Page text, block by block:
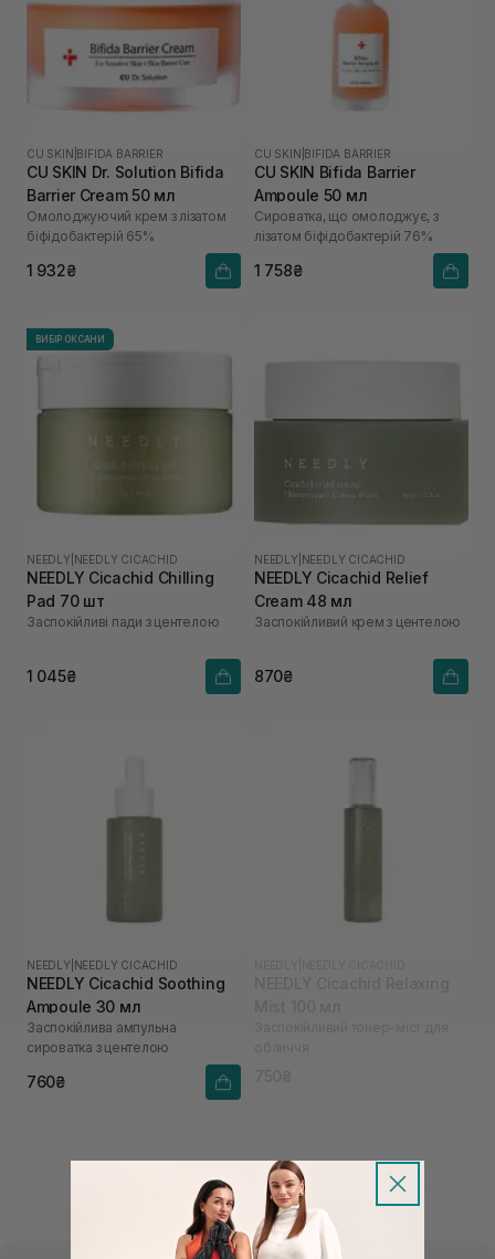
CU SKIN BIFIDA BARRIER
CU SKIN Dr. Solution Bifida
Barrier Cream 50 мл
Омолоджуючий крем з лізатом
біфідобактерій 65%
1 932₴
CU SKIN BIFIDA BARRIER
CU SKIN Bifida Barrier
Ampoule 50 мл
Сироватка, що омолоджує, з
лізатом біфідобактерій 76%
1 758₴
ВИБІР ОКСАНИ
NEEDLY NEEDLY CICACHID
NEEDLY Cicachid Chilling
Pad 70 шт
Заспокійливі пади з центелою
1 045₴
NEEDLY NEEDLY CICACHID
NEEDLY Cicachid Relief
Cream 48 мл
Заспокійливий крем з центелою
870₴
NEEDLY NEEDLY CICACHID
NEEDLY Cicachid Soothing
Ampoule 30 мл
Заспокійлива ампульна
сироватка з центелою
760₴